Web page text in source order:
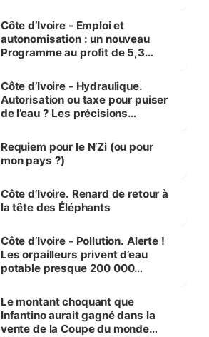
et Yamoussoukro
Côte d’Ivoire - Emploi et
autonomisation : un nouveau
Programme au profit de 5,3
Côte d’Ivoire - Hydraulique.
Autorisation ou taxe pour puiser
de l’eau ? Les précisions
Requiem pour le N’Zi (ou pour
mon pays ?)
Côte d’Ivoire. Renard de retour à
la tête des Éléphants
Côte d’Ivoire - Pollution. Alerte !
Les orpailleurs privent d’eau
potable presque 200 000
Le montant choquant que
Infantino aurait gagné dans la
vente de la Coupe du monde